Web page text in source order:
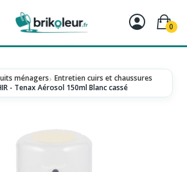
0
ménagers Entretien cuirs et chaussures
- Tenax Aérosol 150ml Blanc cassé